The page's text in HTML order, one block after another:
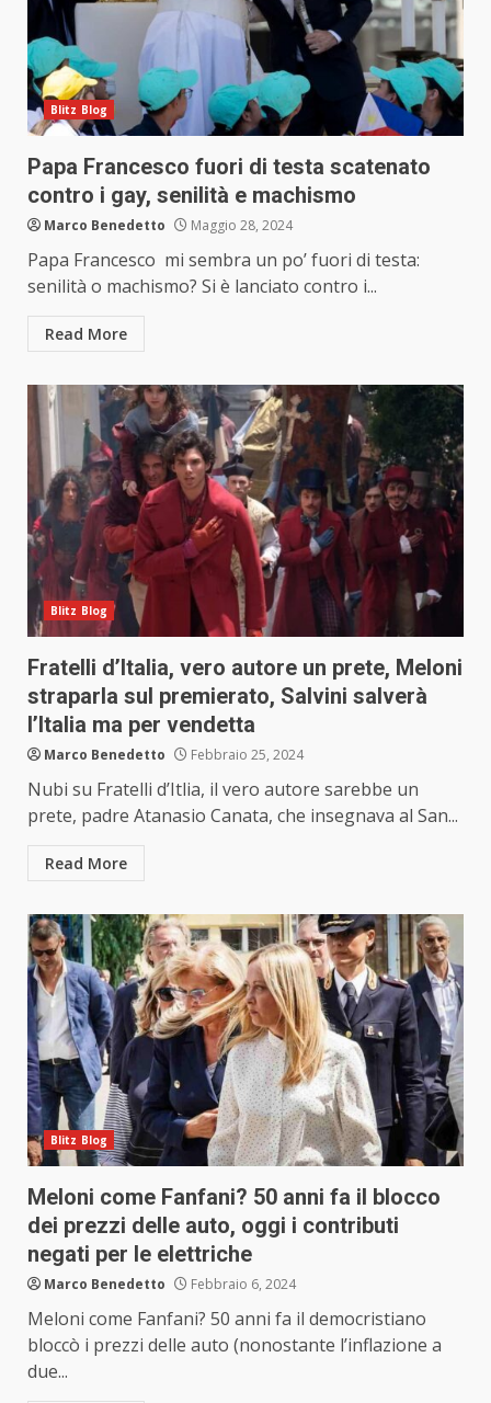
Blitz Blog
Papa Francesco fuori di testa scatenato
contro i gay, senilità e machismo
Marco Benedetto Maggio 28, 2024
Papa Francesco mi sembra un po’ fuori di testa:
senilità o machismo? Si è lanciato contro i...
Read More
Blitz Blog
Fratelli d’Italia, vero autore un prete, Meloni
straparla sul premierato, Salvini salverà
l’Italia ma per vendetta
Marco Benedetto Febbraio 25, 2024
Nubi su Fratelli d’Itlia, il vero autore sarebbe un
prete, padre Atanasio Canata, che insegnava al San...
Read More
Blitz Blog
Meloni come Fanfani? 50 anni fa il blocco
dei prezzi delle auto, oggi i contributi
negati per le elettriche
Marco Benedetto Febbraio 6, 2024
Meloni come Fanfani? 50 anni fa il democristiano
bloccò i prezzi delle auto (nonostante l’inflazione a
due...